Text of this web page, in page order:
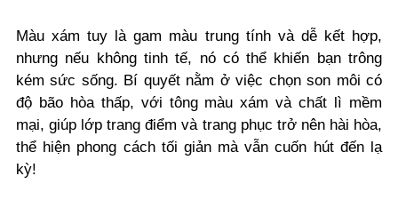
Màu xám tuy là gam màu trung tính và dễ kết hợp,
nhưng nếu không tinh tế, nó có thể khiến bạn trông
kém sức sống. Bí quyết nằm ở việc chọn son môi có
độ bão hòa thấp, với tông màu xám và chất lì mềm
mại, giúp lớp trang điểm và trang phục trở nên hài hòa,
thể hiện phong cách tối giản mà vẫn cuốn hút đến lạ
kỳ!